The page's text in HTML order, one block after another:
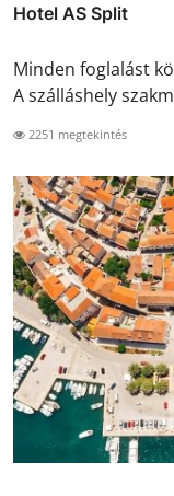
Hotel AS Split
Minden foglalást
A szálláshely
2251 megtekintés